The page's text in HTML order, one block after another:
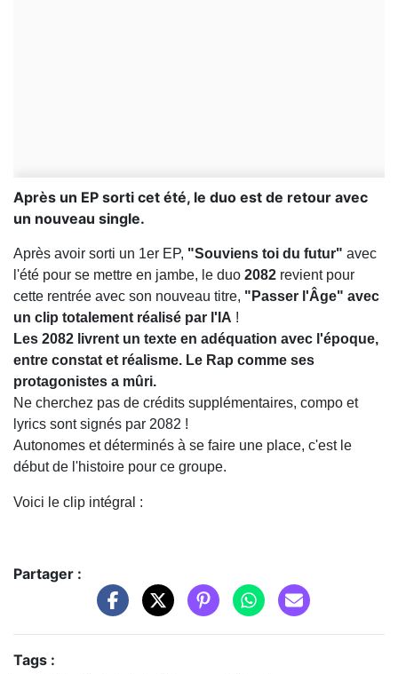
Après un EP sorti cet été, le duo est de retour avec
un nouveau single.
Après avoir sorti un 1er EP, "Souviens toi du futur" avec
l'été pour se mettre en jambe, le duo 2082 revient pour
cette rentrée avec son nouveau titre, "Passer l'Âge" avec
un clip totalement réalisé par l'IA !
Les 2082 livrent un texte en adéquation avec l'époque,
entre constat et réalisme. Le Rap comme ses
protagonistes a mûri.
Ne cherchez pas de crédits supplémentaires, compo et
lyrics sont signés par 2082 !
Autonomes et déterminés à se faire une place, c'est le
début de l'histoire pour ce groupe.
Voici le clip intégral :
Partager :
Tags :